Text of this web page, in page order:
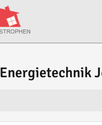
Energietechnik